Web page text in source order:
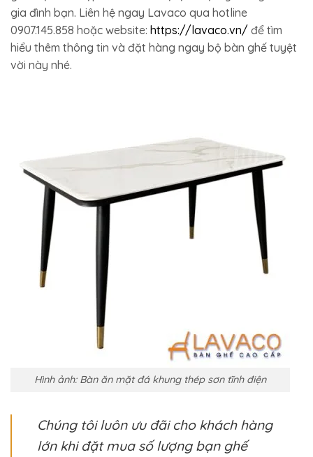
gia đình bạn. Liên hệ ngay Lavaco qua hotline
0907.145.858 hoặc website: https://lavaco.vn/ để tìm
hiểu thêm thông tin và đặt hàng ngay bộ bàn ghế tuyệt
vời này nhé.
Hình ảnh: Bàn ăn mặt đá khung thép sơn tĩnh điện
Chúng tôi luôn ưu đãi cho khách hàng
lớn khi đặt mua số lượng bạn ghế